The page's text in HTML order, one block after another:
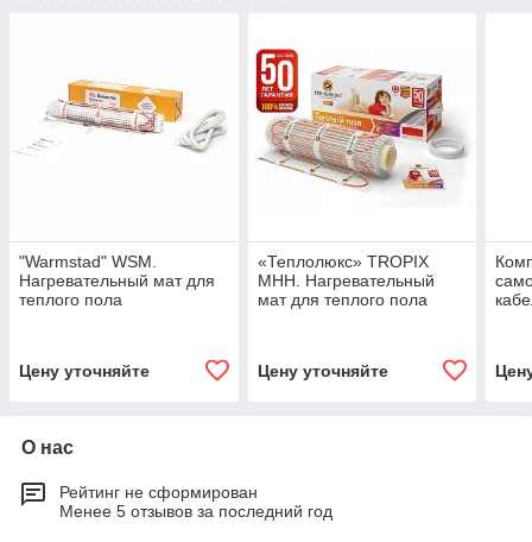
"Warmstad" WSM.
Нагревательный мат для
теплого пола
Цену уточняйте
«Теплолюкс» TROPIX
МНН. Нагревательный
мат для теплого пола
Цену уточняйте
О нас
Рейтинг не сформирован
Менее 5 отзывов за последний год